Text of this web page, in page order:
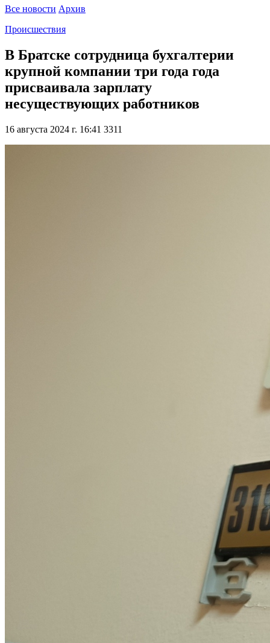
Все новости Архив
Происшествия
В Братске сотрудница бухгалтерии
крупной компании три года года
присваивала зарплату
несуществующих работников
16 августа 2024 г. 16:41 3311